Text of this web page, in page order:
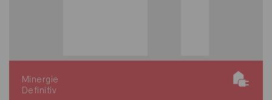
Minergie
Definitiv